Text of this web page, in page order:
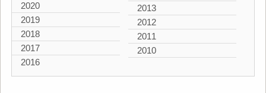
2020
2019
2018
2017
2016
2013
2012
2011
2010